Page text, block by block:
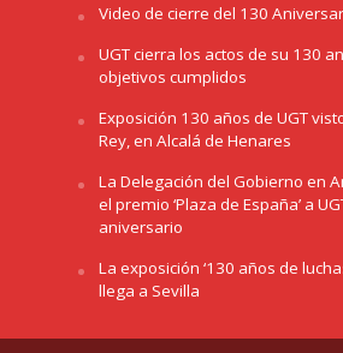
Video de cierre del 130
UGT cierra los actos de su 130
objetivos cumplidos
Exposición 130 años de UGT
Rey, en Alcalá de Henares
La Delegación del Gobierno en
el premio ‘Plaza de España’ a
aniversario
La exposición ‘130 años de
llega a Sevilla